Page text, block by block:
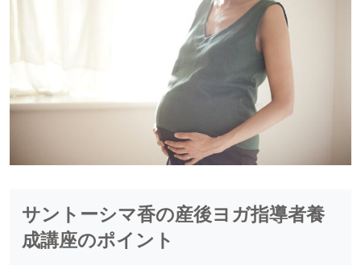
サントーシマ香の産後ヨガ指導者養
成講座のポイント